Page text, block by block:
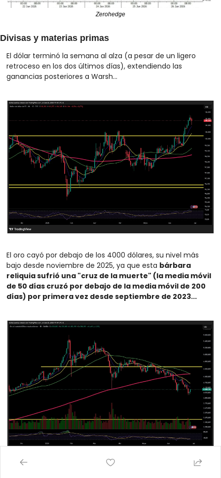
Zerohedge
Divisas y materias primas
El dólar terminó la semana al alza (a pesar de un ligero
retroceso en los dos últimos días), extendiendo las
ganancias posteriores a Warsh...
El oro cayó por debajo de los 4000 dólares, su nivel más
bajo desde noviembre de 2025, ya que esta bárbara
reliquia sufrió una "cruz de la muerte" (la media móvil
de 50 días cruzó por debajo de la media móvil de 200
días) por primera vez desde septiembre de 2023...